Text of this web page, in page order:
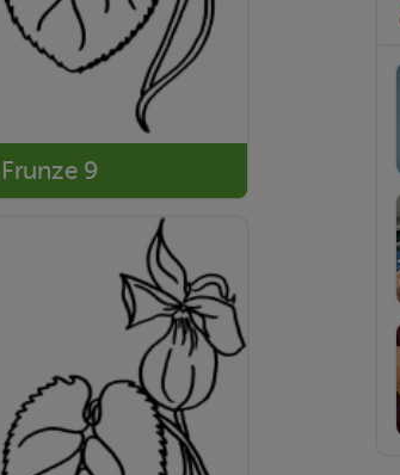
Frunze 9